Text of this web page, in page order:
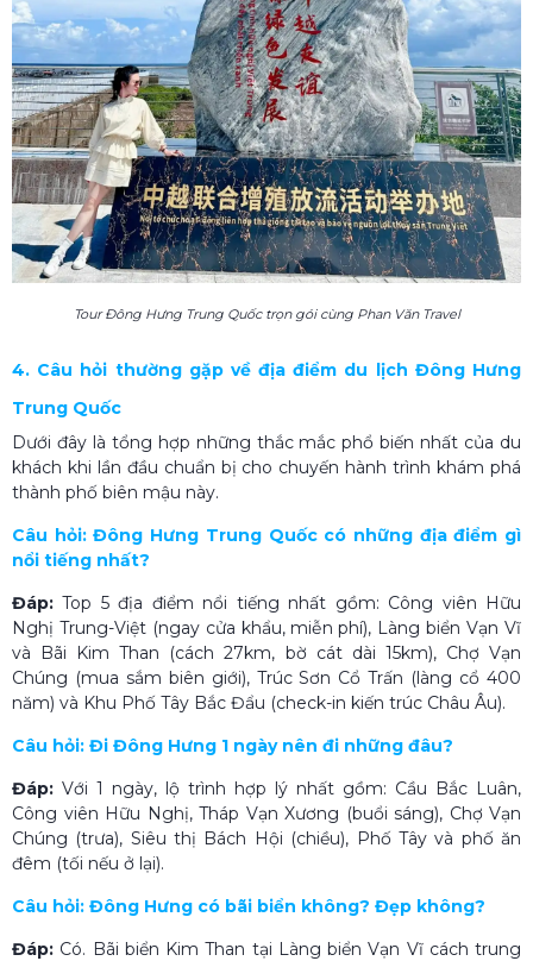
Tour Đông Hưng Trung Quốc trọn gói cùng Phan Văn Travel
4. Câu hỏi thường gặp về địa điểm du lịch Đông Hưng
Trung Quốc
Dưới đây là tổng hợp những thắc mắc phổ biến nhất của du
khách khi lần đầu chuẩn bị cho chuyến hành trình khám phá
thành phố biên mậu này.
Câu hỏi: Đông Hưng Trung Quốc có những địa điểm gì
nổi tiếng nhất?
Đáp:Top 5 địa điểm nổi tiếng nhất gồm: Công viên Hữu
Nghị Trung-Việt (ngay cửa khẩu, miễn phí), Làng biển Vạn Vĩ
và Bãi Kim Than (cách 27km, bờ cát dài 15km), Chợ Vạn
Chúng (mua sắm biên giới), Trúc Sơn Cổ Trấn (làng cổ 400
năm) và Khu Phố Tây Bắc Đẩu (check-in kiến trúc Châu Âu).
Câu hỏi: Đi Đông Hưng 1 ngày nên đi những đâu?
Đáp: Với 1 ngày, lộ trình hợp lý nhất gồm: Cầu Bắc Luân,
Công viên Hữu Nghị, Tháp Vạn Xương (buổi sáng), Chợ Vạn
Chúng (trưa), Siêu thị Bách Hội (chiều), Phố Tây và phố ăn
đêm (tối nếu ở lại).
Câu hỏi: Đông Hưng có bãi biển không? Đẹp không?
Đáp: Có. Bãi biển Kim Than tại Làng biển Vạn Vĩ cách trung